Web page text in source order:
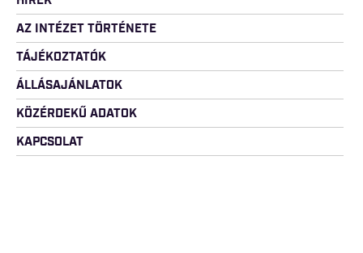
AZ INTÉZET TÖRTÉNETE
TÁJÉKOZTATÓK
ÁLLÁSAJÁNLATOK
KÖZÉRDEKŰ ADATOK
KAPCSOLAT